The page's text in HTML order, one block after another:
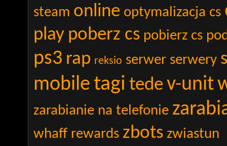
steam online optymalizacja cs
playpoberz cs pobierz cs
ps3rap reksio serwer serwery
mobiletagitedev-unit
zarabianie na telefonie
whaff rewards zbots zwiastun